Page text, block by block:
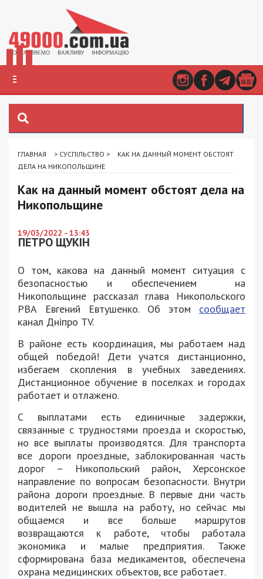
ГЛАВНАЯ > СУСПІЛЬСТВО >
КАК НА ДАННЫЙ МОМЕНТ ОБСТОЯТ
ДЕЛА НА НИКОПОЛЬЩИНЕ
Как на данный момент обстоят дела на
Никопольщине
19/03/2022 - 13:43
ПЕТРО ЩУКІН
О том, какова на данный момент ситуация с
безопасностью и обеспечением на
Никопольщине рассказал глава Никопольского
РВА Евгений Евтушенко. Об этом сообщает
канал Дніпро TV.
В районе есть координация, мы работаем над
общей победой! Дети учатся дистанционно,
избегаем скопления в учебных заведениях.
Дистанционное обучение в поселках и городах
работает и отлажено.
С выплатами есть единичные задержки,
связанные с трудностями проезда и скоростью,
но все выплаты производятся. Для транспорта
все дороги проездные, заблокированная часть
дорог – Никопольский район, Херсонское
направление по вопросам безопасности. Внутри
района дороги проездные. В первые дни часть
водителей не вышла на работу, но сейчас мы
общаемся и все больше маршрутов
возвращаются к работе, чтобы работала
экономика и малые предприятия. Также
сформирована база медикаментов, обеспечена
охрана медицинских объектов, все работает.